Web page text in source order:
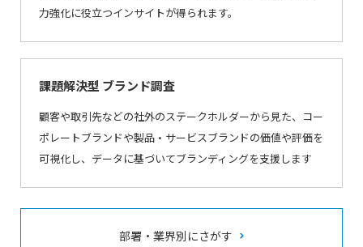
力強化に役立つインサイトが得られます。
課題解決型 ブランド調査
顧客や取引先などの社外のステークホルダーから見た、コー
ポレートブランドや製品・サービスブランドの価値や評価を
可視化し、データに基づいてブランディングを支援します
部署・業界別にさがす